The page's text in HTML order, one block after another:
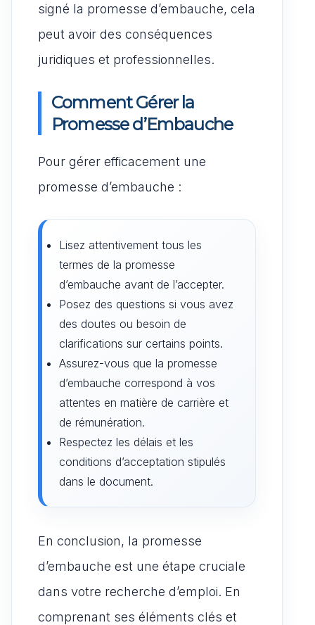
signé la promesse d’embauche, cela
peut avoir des conséquences
juridiques et professionnelles.
Comment Gérer la
Promesse d’Embauche
Pour gérer efficacement une
promesse d’embauche :
Lisez attentivement tous les
termes de la promesse
d’embauche avant de l’accepter.
Posez des questions si vous avez
des doutes ou besoin de
clarifications sur certains points.
Assurez-vous que la promesse
d’embauche correspond à vos
attentes en matière de carrière et
de rémunération.
Respectez les délais et les
conditions d’acceptation stipulés
dans le document.
En conclusion, la promesse
d’embauche est une étape cruciale
dans votre recherche d’emploi. En
comprenant ses éléments clés et